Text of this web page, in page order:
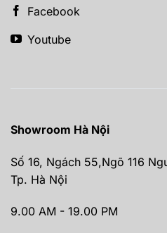
Facebook
Youtube
Showroom Hà Nội
Số 16, Ngách 55,Ngõ 116
Tp. Hà Nội
9.00 AM - 19.00 PM